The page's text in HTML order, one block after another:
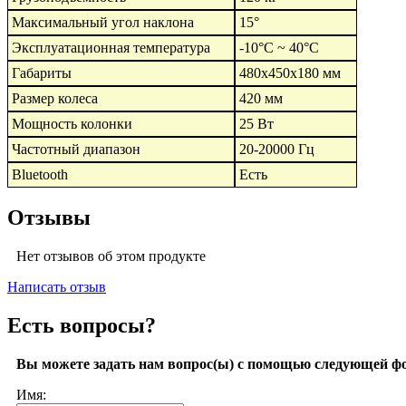
Максимальный угол наклона
15°
Эксплуатационная температура
-10°C ~ 40°C
Габариты
480х450х180 мм
Размер колеса
420 мм
Мощность колонки
25 Вт
Частотный диапазон
20-20000 Гц
Bluetooth
Есть
Отзывы
Нет отзывов об этом продукте
Написать отзыв
Есть вопросы?
Вы можете задать нам вопрос(ы) с помощью следующей
Имя: